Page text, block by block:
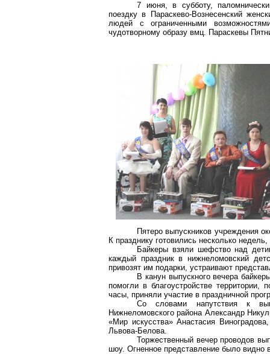
7 июня, в субботу,
поездку в Параскево-Вознесенский
людей с ограниченными
чудотворному образу вмц. Параскевы
Пятеро выпускников учреждения
К празднику готовились несколько
Байкеры взялишефство над
каждый праздник в нижнеломовский
привозят им подарки, устраивают
В канун выпускного вечера
помогли в благоустройстве территории,
часы, приняли участие в праздничной
Со словами напутствия к
Нижнеломовского района Александр
«Мир искусства» Анастасия
Львова-Белова.
Торжественный вечер проводов
шоу. Огненное представление было